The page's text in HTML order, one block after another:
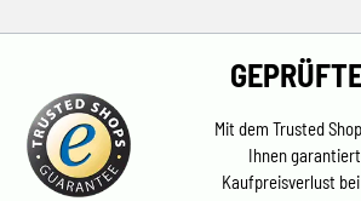
Mit dem Trusted
Ihnen
Kaufpreisverlust